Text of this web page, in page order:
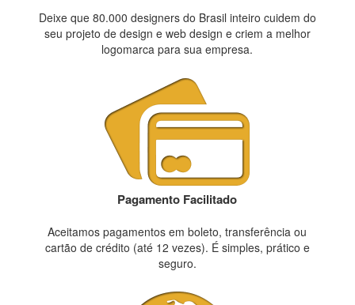
Deixe que 80.000 designers do Brasil inteiro cuidem do
seu projeto de design e web design e criem a melhor
logomarca para sua empresa.
Pagamento Facilitado
Aceitamos pagamentos em boleto, transferência ou
cartão de crédito (até 12 vezes). É simples, prático e
seguro.